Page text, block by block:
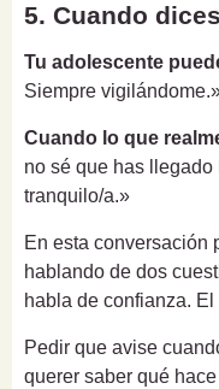
5. Cuando
Tu adolescente
Siempre
Cuando lo que
no sé que has
tranquilo/a.»
En esta conversación
hablando de dos
habla de confianza.
Pedir que avise
querer saber qué